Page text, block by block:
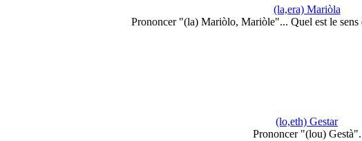
(la,era) Mariòla
Prononcer "(la) Mariòlo, Mariòle"... Quel est le
(lo,eth) Gestar
Prononcer "(lou) Gestà".